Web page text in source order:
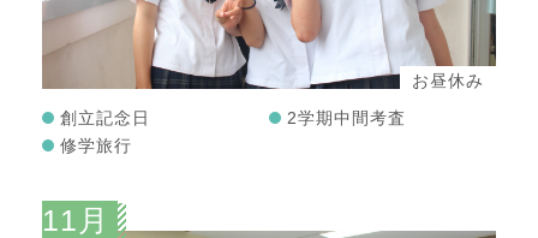
お昼休み
創立記念日
2学期中間考査
修学旅行
11月